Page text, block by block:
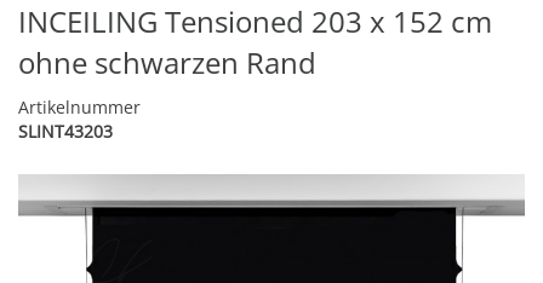
INCEILING Tensioned 203 x 152 cm
ohne schwarzen Rand
Artikelnummer
SLINT43203